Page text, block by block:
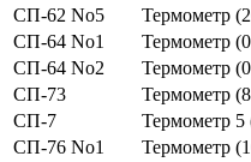
СП-62 No5
Термометр
СП-64 No1
Термометр
СП-64 No2
Термометр
СП-73
Термометр
СП-7
Термометр 5
СП-76 No1
Термометр